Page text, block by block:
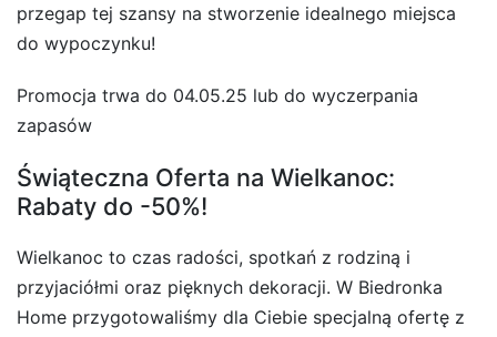
przegap tej szansy na stworzenie idealnego miejsca
do wypoczynku!
Promocja trwa do 04.05.25 lub do wyczerpania
zapasów
Świąteczna Oferta na Wielkanoc:
Rabaty do -50%!
Wielkanoc to czas radości, spotkań z rodziną i
przyjaciółmi oraz pięknych dekoracji. W Biedronka
Home przygotowaliśmy dla Ciebie specjalną ofertę z